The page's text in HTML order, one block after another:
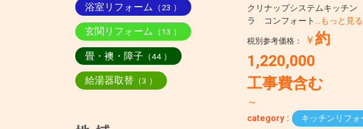
クリナップシステムキッチ
ラ コンフォート
…もっと見る
税別参考価格： ￥ 約
1,220,000
工事費含む
～
category : キッチンリフォ
浴室リフォーム （23 ）
玄関リフォーム （13 ）
畳・襖・障子 （44 ）
給湯器取替（3 ）